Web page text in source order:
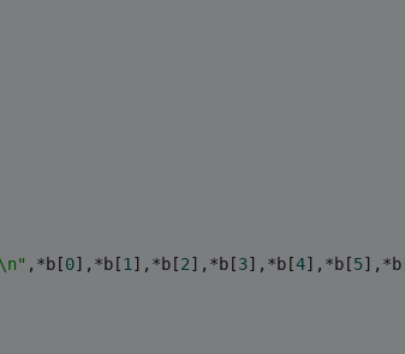
,*b[0],*b[1 ],*b[2],*b[3],*b[4],*b[5